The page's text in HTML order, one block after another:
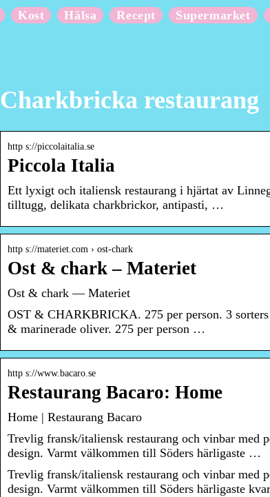
Kost Hälsa Recept Supermarket
Charkbricka restaurang
http s://piccolaitalia.se
Piccola Italia
Ett lyxigt och italiensk restaurang i hjärtat av
tilltugg, delikata charkbrickor, antipasti, …
http s://materiet.com › ost-chark
Ost & chark – Materiet
Ost & chark — Materiet
OST & CHARKBRICKA. 275 per person. 3
& marinerade oliver. 275 per person …
http s://www.bacaro.se
Restaurang Bacaro: Home
Home | Restaurang Bacaro
Trevlig fransk/italiensk restaurang och vinbar med
design. Varmt välkommen till Söders härligaste …
Trevlig fransk/italiensk restaurang och vinbar med
design. Varmt välkommen till Söders härligaste